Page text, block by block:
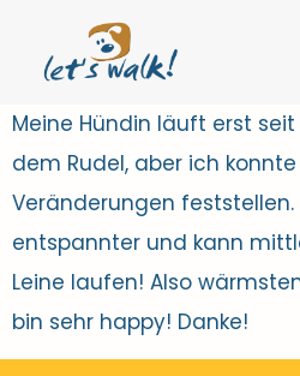
Meine Hündin läuft erst
dem Rudel, aber ich
Veränderungen feststellen.
entspannter und kann
Leine laufen! Also
bin sehr happy! Danke!